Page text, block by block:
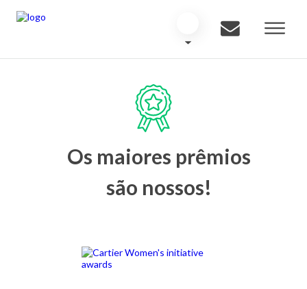
Os maiores prêmios
são nossos!